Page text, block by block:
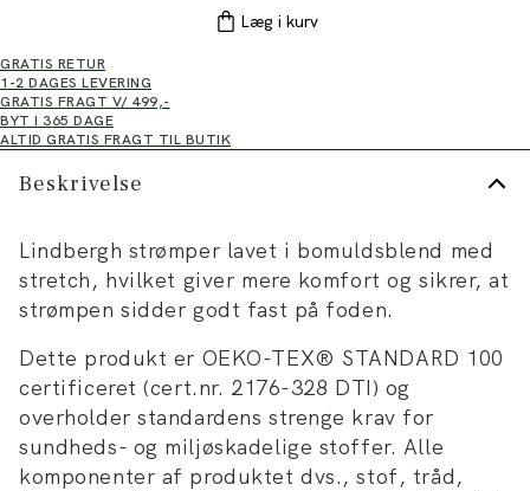
Læg i kurv
GRATIS RETUR
1-2 DAGES LEVERING
GRATIS FRAGT V/ 499,-
BYT I 365 DAGE
ALTID GRATIS FRAGT TIL BUTIK
Beskrivelse
Lindbergh strømper lavet i bomuldsblend med
stretch, hvilket giver mere komfort og sikrer, at
strømpen sidder godt fast på foden.
Dette produkt er OEKO-TEX® STANDARD 100
certificeret (cert.nr. 2176-328 DTI) og
overholder standardens strenge krav for
sundheds- og miljøskadelige stoffer. Alle
komponenter af produktet dvs., stof, tråd,